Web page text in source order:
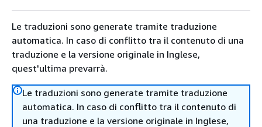
Le traduzioni sono generate tramite traduzione
automatica. In caso di conflitto tra il contenuto di una
traduzione e la versione originale in Inglese,
quest'ultima prevarrà.
Le traduzioni sono generate tramite traduzione
automatica. In caso di conflitto tra il contenuto di
una traduzione e la versione originale in Inglese,